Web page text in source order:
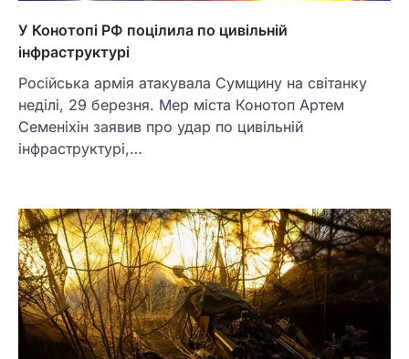
У Конотопі РФ поцілила по цивільній
інфраструктурі
Російська армія атакувала Сумщину на світанку
неділі, 29 березня. Мер міста Конотоп Артем
Семеніхін заявив про удар по цивільній
інфраструктурі,…